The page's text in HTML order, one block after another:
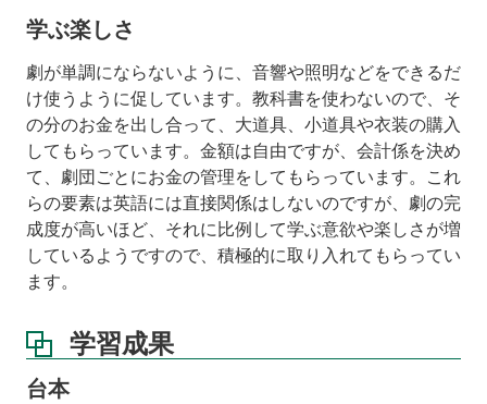
学ぶ楽しさ
劇が単調にならないように、音響や照明などをできるだ
け使うように促しています。教科書を使わないので、そ
の分のお金を出し合って、大道具、小道具や衣装の購入
してもらっています。金額は自由ですが、会計係を決め
て、劇団ごとにお金の管理をしてもらっています。これ
らの要素は英語には直接関係はしないのですが、劇の完
成度が高いほど、それに比例して学ぶ意欲や楽しさが増
しているようですので、積極的に取り入れてもらってい
ます。
学習成果
台本